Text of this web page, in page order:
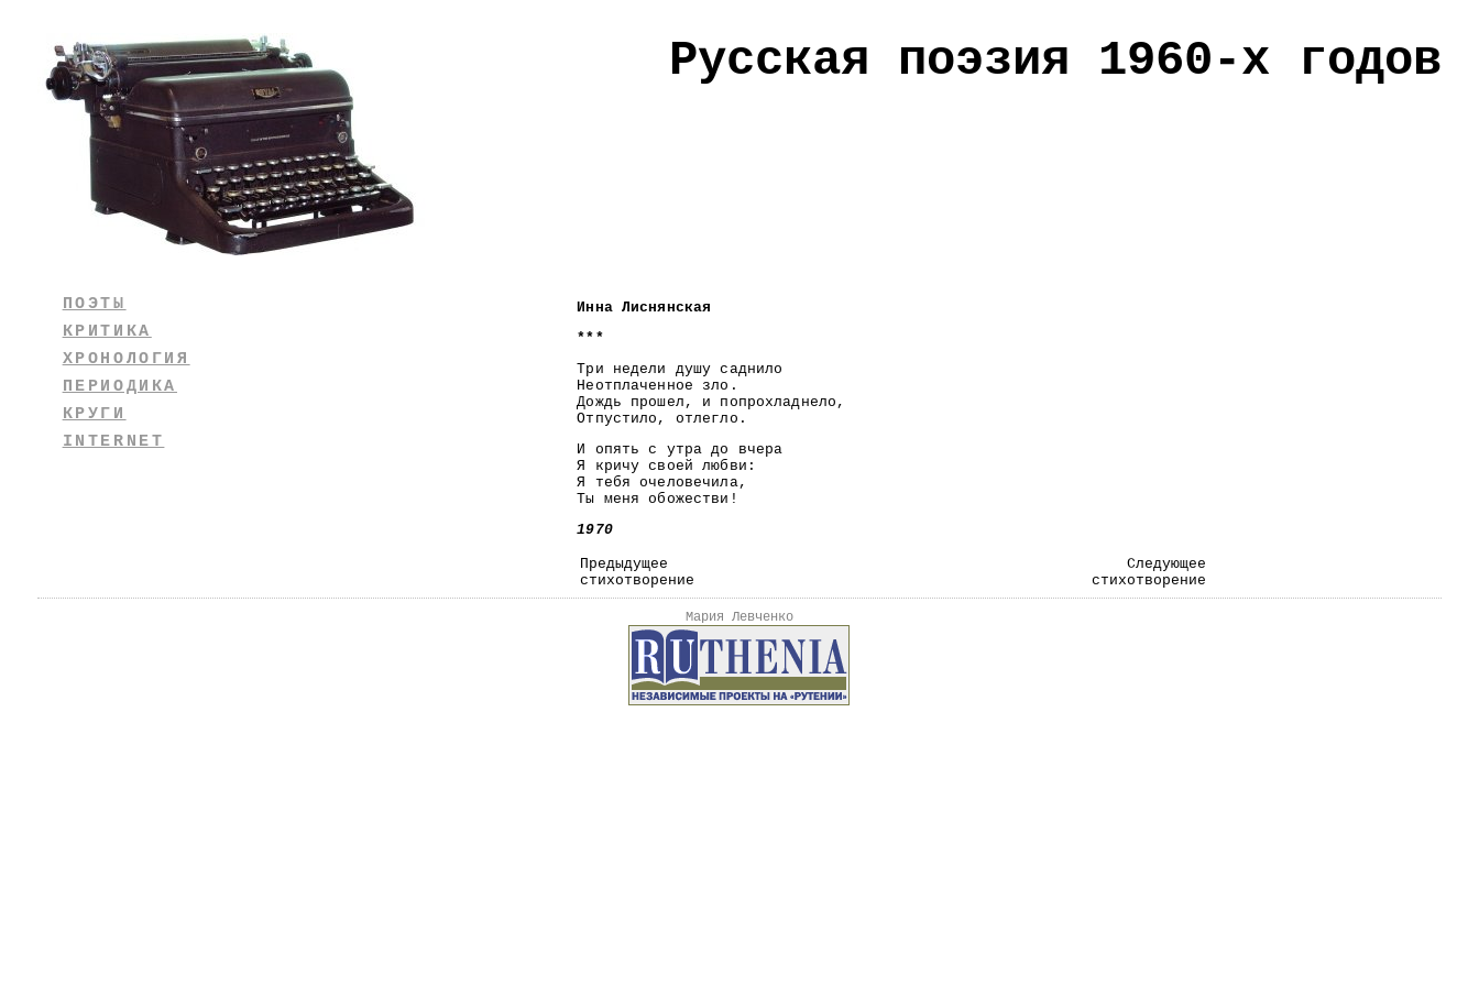
Русская поэзия 1960-х годов
Инна Лиснянская
***
Три недели душу саднило
Неотплаченное зло.
Дождь прошел, и попрохладнело,
Отпустило, отлегло.
И опять с утра до вчера
Я кричу своей любви:
Я тебя очеловечила,
Ты меня обожестви!
1970
Предыдущее
стихотворение
Следующее
стихотворение
ПОЭТЫ
КРИТИКА
ХРОНОЛОГИЯ
ПЕРИОДИКА
КРУГИ
INTERNET
Мария Левченко